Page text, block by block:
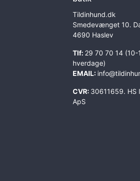
Tildinhund.dk
Smedevænget 10.
4690 Haslev
Tlf: 29 70 70 14 (10-
hverdage)
EMAIL:
CVR: 30611659. HS
ApS